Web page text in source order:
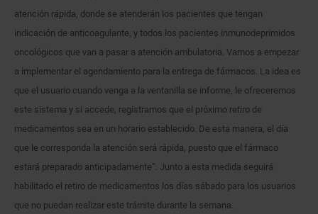
atención rápida, donde se atenderán los pacientes que tengan
indicación de anticoagulante, y todos los pacientes inmunodeprimidos
oncológicos que van a pasar a atención ambulatoria. Vamos a empezar
a implementar el agendamiento para la entrega de fármacos. La idea es
que el usuario cuando venga a la ventanilla se informe, le ofreceremos
este sistema y si accede, registramos que el próximo retiro de
medicamentos sea en un horario establecido. De esta manera, el día
que le corresponda la atención será rápida, puesto que el fármaco
estará preparado anticipadamente”. Junto a esta medida seguirá
habilitado el retiro de medicamentos los días sábado para los usuarios
que no puedan realizar este trámite durante la semana.